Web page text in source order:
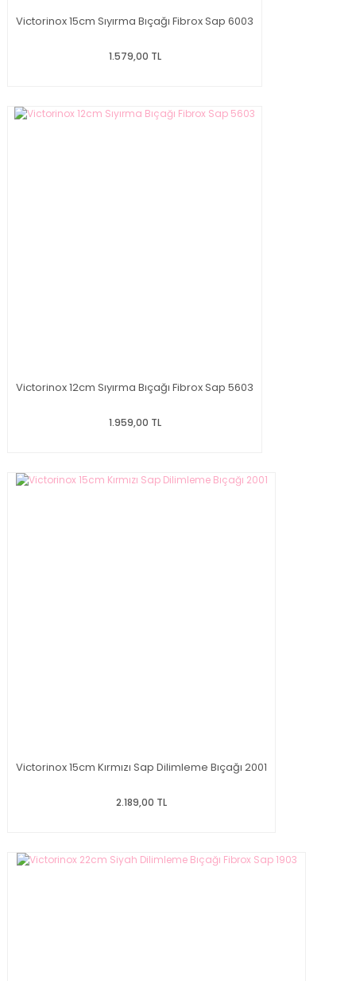
Victorinox 15cm Sıyırma Bıçağı Fibrox Sap 6003
1.579,00 TL
Victorinox 12cm Sıyırma Bıçağı Fibrox Sap 5603
1.959,00 TL
Victorinox 15cm Kırmızı Sap Dilimleme Bıçağı 2001
2.189,00 TL